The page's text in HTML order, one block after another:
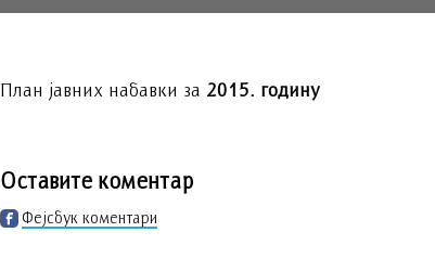
План јавних набавки за 2015. годину
Оставите коментар
Фејсбук коментари